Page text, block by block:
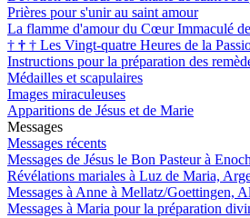
Prières pour s'unir au saint amour
La flamme d'amour du Cœur Immaculé
† † † Les Vingt-quatre Heures de la
Instructions pour la préparation des
Médailles et scapulaires
Images miraculeuses
Apparitions de Jésus et de Marie
Messages
Messages récents
Messages de Jésus le Bon Pasteur à
Révélations mariales à Luz de Maria,
Messages à Anne à Mellatz/Goettingen,
Messages à Maria pour la préparation